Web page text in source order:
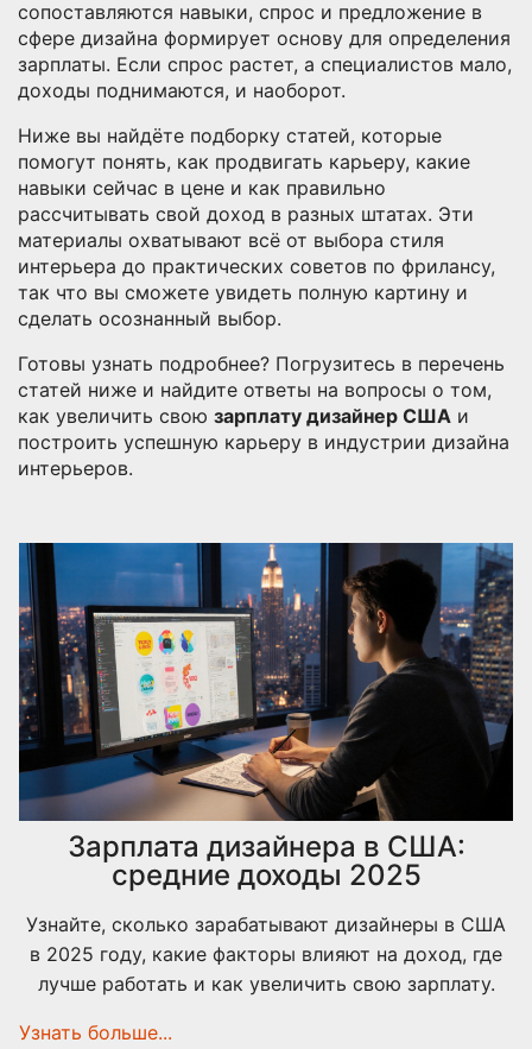
сопоставляются навыки, спрос и предложение в
сфере дизайна формирует основу для определения
зарплаты. Если спрос растет, а специалистов мало,
доходы поднимаются, и наоборот.
Ниже вы найдёте подборку статей, которые
помогут понять, как продвигать карьеру, какие
навыки сейчас в цене и как правильно
рассчитывать свой доход в разных штатах. Эти
материалы охватывают всё от выбора стиля
интерьера до практических советов по фрилансу,
так что вы сможете увидеть полную картину и
сделать осознанный выбор.
Готовы узнать подробнее? Погрузитесь в перечень
статей ниже и найдите ответы на вопросы о том,
как увеличить свою зарплату дизайнер США и
построить успешную карьеру в индустрии дизайна
интерьеров.
Зарплата дизайнера в США:
средние доходы 2025
Узнайте, сколько зарабатывают дизайнеры в США
в 2025 году, какие факторы влияют на доход, где
лучше работать и как увеличить свою зарплату.
Узнать больше...